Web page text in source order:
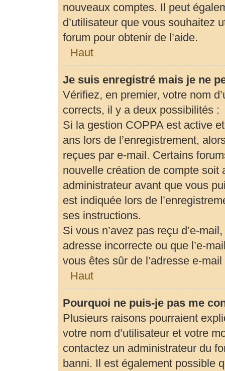
nouveaux comptes. Il peut
d’utilisateur que vous souhaitez
forum pour obtenir de l’aide.
Haut
Je suis enregistré mais je ne
Vérifiez, en premier, votre nom
corrects, il y a deux possibilités :
Si la gestion COPPA est active
ans lors de l’enregistrement,
reçues par e-mail. Certains
nouvelle création de compte soit
administrateur avant que vous
est indiquée lors de
ses instructions.
Si vous n’avez pas reçu d’e-
adresse incorrecte ou que l’e-
vous êtes sûr de l’adresse e-
Haut
Pourquoi ne puis-je pas me
Plusieurs raisons pourraient
votre nom d’utilisateur et votre
contactez un administrateur du
banni. Il est également possible